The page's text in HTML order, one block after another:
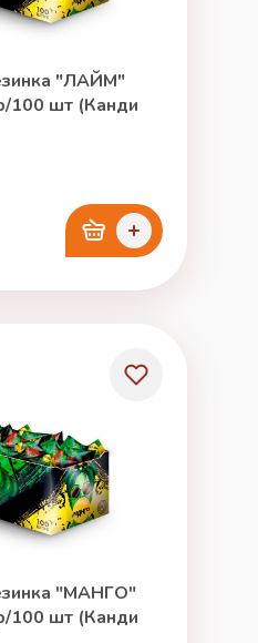
"ЛАЙМ"
шт (Канди
"МАНГО"
шт (Канди